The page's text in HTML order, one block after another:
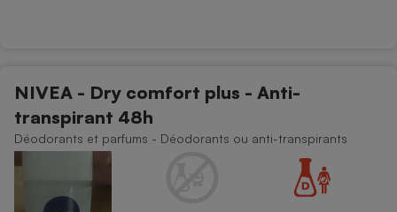
NIVEA - Dry comfort plus - Anti-
transpirant 48h
Déodorants et parfums - Déodorants ou anti-transpirants